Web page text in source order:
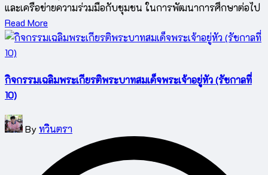
และเครือข่ายความร่วมมือกับชุมชน ในการพัฒนาการศึกษาต่อไป
Read More
กิจกรรมเฉลิมพระเกียรติพระบาทสมเด็จพระเจ้าอยู่หัว (รัชกาลที่
10)
Posted
by
Byทวินตรา